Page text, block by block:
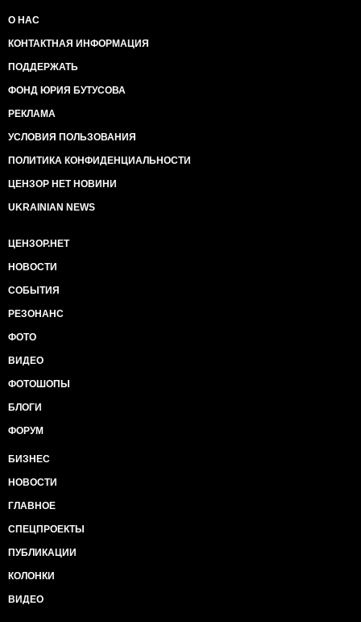
О НАС
КОНТАКТНАЯ ИНФОРМАЦИЯ
ПОДДЕРЖАТЬ
ФОНД ЮРИЯ БУТУСОВА
РЕКЛАМА
УСЛОВИЯ ПОЛЬЗОВАНИЯ
ПОЛИТИКА КОНФИДЕНЦИАЛЬНОСТИ
ЦЕНЗОР НЕТ НОВИНИ
UKRAINIAN NEWS
ЦЕНЗОР.НЕТ
НОВОСТИ
СОБЫТИЯ
РЕЗОНАНС
ФОТО
ВИДЕО
ФОТОШОПЫ
БЛОГИ
ФОРУМ
БИЗНЕС
НОВОСТИ
ГЛАВНОЕ
СПЕЦПРОЕКТЫ
ПУБЛИКАЦИИ
КОЛОНКИ
ВИДЕО